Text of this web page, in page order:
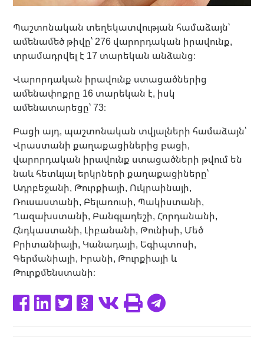
Պաշտոնական տեղեկատվության համաձայն՝
ամենամեծ թիվը՝ 276 վարորդական իրավունք,
տրամադրվել է 17 տարեկան անձանց։
Վարորդական իրավունք ստացածներից
ամենափոքրը 16 տարեկան է, իսկ
ամենատարեցը՝ 73։
Բացի այդ, պաշտոնական տվյալների համաձայն՝
Վրաստանի քաղաքացիներից բացի,
վարորդական իրավունք ստացածների թվում են
նաև հետևյալ երկրների քաղաքացիները՝
Ադրբեջանի, Թուրքիայի, Ուկրաինայի,
Ռուսաստանի, Բելառուսի, Պակիստանի,
Ղազախստանի, Բանգլադեշի, Հորդանանի,
Հնդկաստանի, Լիբանանի, Թունիսի, Մեծ
Բրիտանիայի, Կանադայի, Եգիպտոսի,
Գերմանիայի, Իրանի, Թուրքիայի և
Թուրքմենստանի։